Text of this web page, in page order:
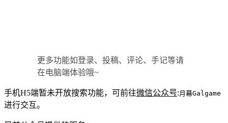
更多功能如登录、投稿、评论、手记等请
在电脑端体验哦~
手机H5端暂未开放搜索功能，可前往微信公众号:月幕Galgame
进行交互。